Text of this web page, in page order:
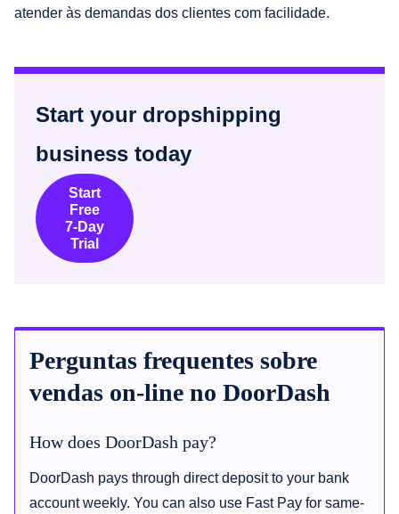
atender às demandas dos clientes com facilidade.
Start your dropshipping
business today
Start
Free
7-Day
Trial
Perguntas frequentes sobre
vendas on-line no DoorDash
How does DoorDash pay?
DoorDash pays through direct deposit to your bank
account weekly. You can also use Fast Pay for same-